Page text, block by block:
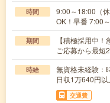
時間
9:00～18:00（
OK！早番 7:00
期間
【積極採用中
ご応募から最短
時給
無資格未経験
日収1万640円以
交通費